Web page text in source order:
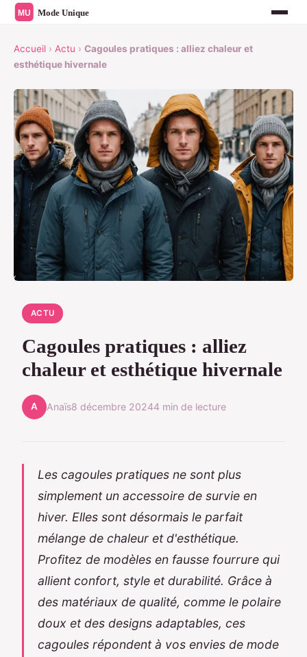
Accueil › Actu › Cagoules pratiques : alliez chaleur et
esthétique hivernale
ACTU
Cagoules pratiques : alliez
chaleur et esthétique hivernale
A Anaïs8 décembre 20244 min de lecture
Les cagoules pratiques ne sont plus
simplement un accessoire de survie en
hiver. Elles sont désormais le parfait
mélange de chaleur et d'esthétique.
Profitez de modèles en fausse fourrure qui
allient confort, style et durabilité. Grâce à
des matériaux de qualité, comme le polaire
doux et des designs adaptables, ces
cagoules répondent à vos envies de mode